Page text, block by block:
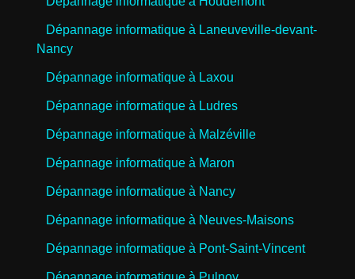
Dépannage informatique à Laneuveville-devant-
Nancy
Dépannage informatique à Laxou
Dépannage informatique à Ludres
Dépannage informatique à Malzéville
Dépannage informatique à Maron
Dépannage informatique à Nancy
Dépannage informatique à Neuves-Maisons
Dépannage informatique à Pont-Saint-Vincent